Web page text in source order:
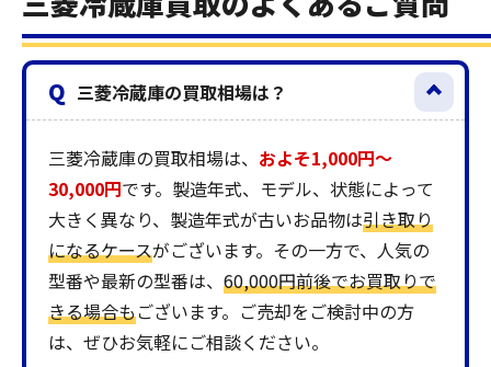
Q 三菱冷蔵庫の買取相場は？
三菱冷蔵庫の買取相場は、 およそ1,000円～
30,000円です。製造年式、モデル、状態によって
大きく異なり、製造年式が古いお品物は引き取り
になるケースがございます。その一方で、人気の
型番や最新の型番は、 60,000円前後でお買取りで
きる場合もございます。ご売却をご検討中の方
は、ぜひお気軽にご相談ください。